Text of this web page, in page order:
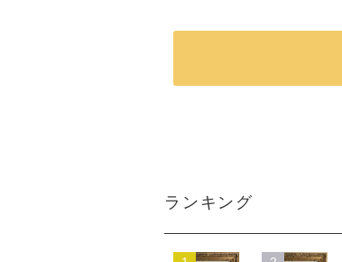
ランキング